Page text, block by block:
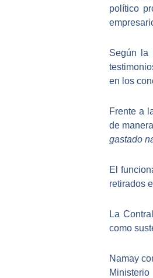
político
Según la
en los
Frente a
de
gastado
El
retirados
La
como
Namay